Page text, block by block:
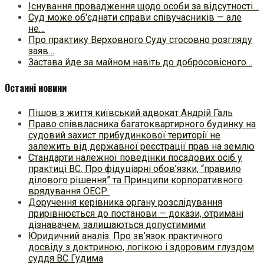
Існування провадження щодо особи за відсутності…
Суд може об'єднати справи співучасників — але
не…
Про практику Верховного Суду стосовно розгляду
заяв…
Застава йде за майном навіть до добросовісного…
Останні новини
Пішов з життя київський адвокат Андрій Галь
Право співвласника багатоквартирного будинку на
судовий захист прибудинкової території не
залежить від державної реєстрації прав на землю
Стандарти належної поведінки посадових осіб у
практиці ВC. Про фідуціарні обов’язки, “правило
ділового рішення” та Принципи корпоративного
врядування ОЕСР
Доручення керівника органу розслідування
прирівнюється до постанови — докази, отримані
дізнавачем, залишаються допустимими
Юридичний аналіз. Про зв’язок практичного
досвіду з доктриною, логікою і здоровим глуздом
суддя ВС Гудима